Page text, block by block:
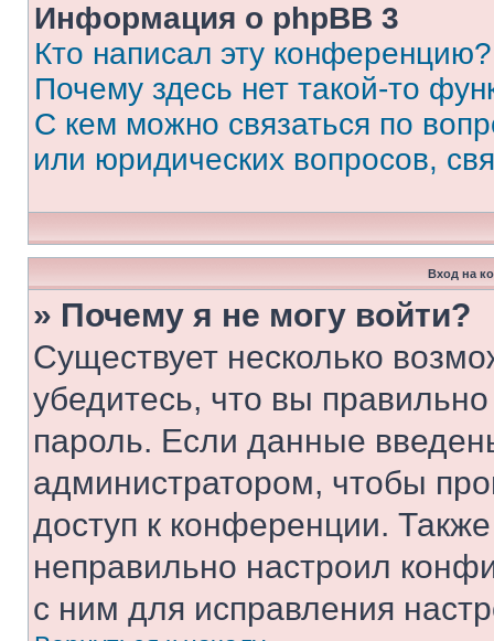
Информация о phpBB 3
Кто написал эту конференцию?
Почему здесь нет такой-то
С кем можно связаться по
или юридических вопросов,
Вход на
» Почему я не могу войти?
Существует несколько
убедитесь, что вы
пароль. Если данные
администратором, чтобы
доступ к конференции.
неправильно настроил
с ним для исправления